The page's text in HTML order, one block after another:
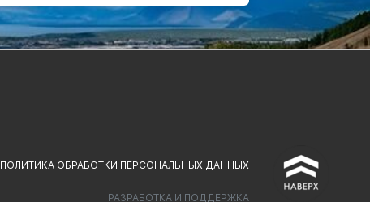
^
ПОЛИТИКА ОБРАБОТКИ ПЕРСОНАЛЬНЫХ ДАННЫХ
РАЗРАБОТКА И ПОДДЕРЖКА